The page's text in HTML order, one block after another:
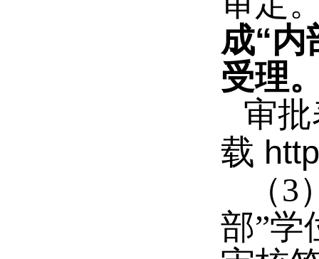
成“内
受理
审
载
（3
部”学